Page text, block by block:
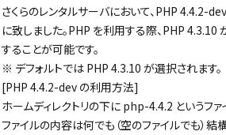
さくらのレンタルサーバにおいて、PHP 4.4.2-
に致しました。PHP を利用する際、PHP
することが可能です。
※ デフォルトでは PHP 4.3.10 が選択されます。
[PHP 4.4.2-dev の利用方法]
ホームディレクトリの下に php-4.4.2 というファ
ファイルの内容は何でも（空のファイルでも）結構